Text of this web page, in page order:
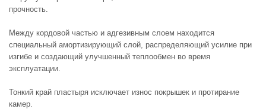
прочность.
Между кордовой частью и адгезивным слоем находится
специальный амортизирующий слой, распределяющий усилие при
изгибе и создающий улучшенный теплообмен во время
эксплуатации.
Тонкий край пластыря исключает износ покрышек и протирание
камер.